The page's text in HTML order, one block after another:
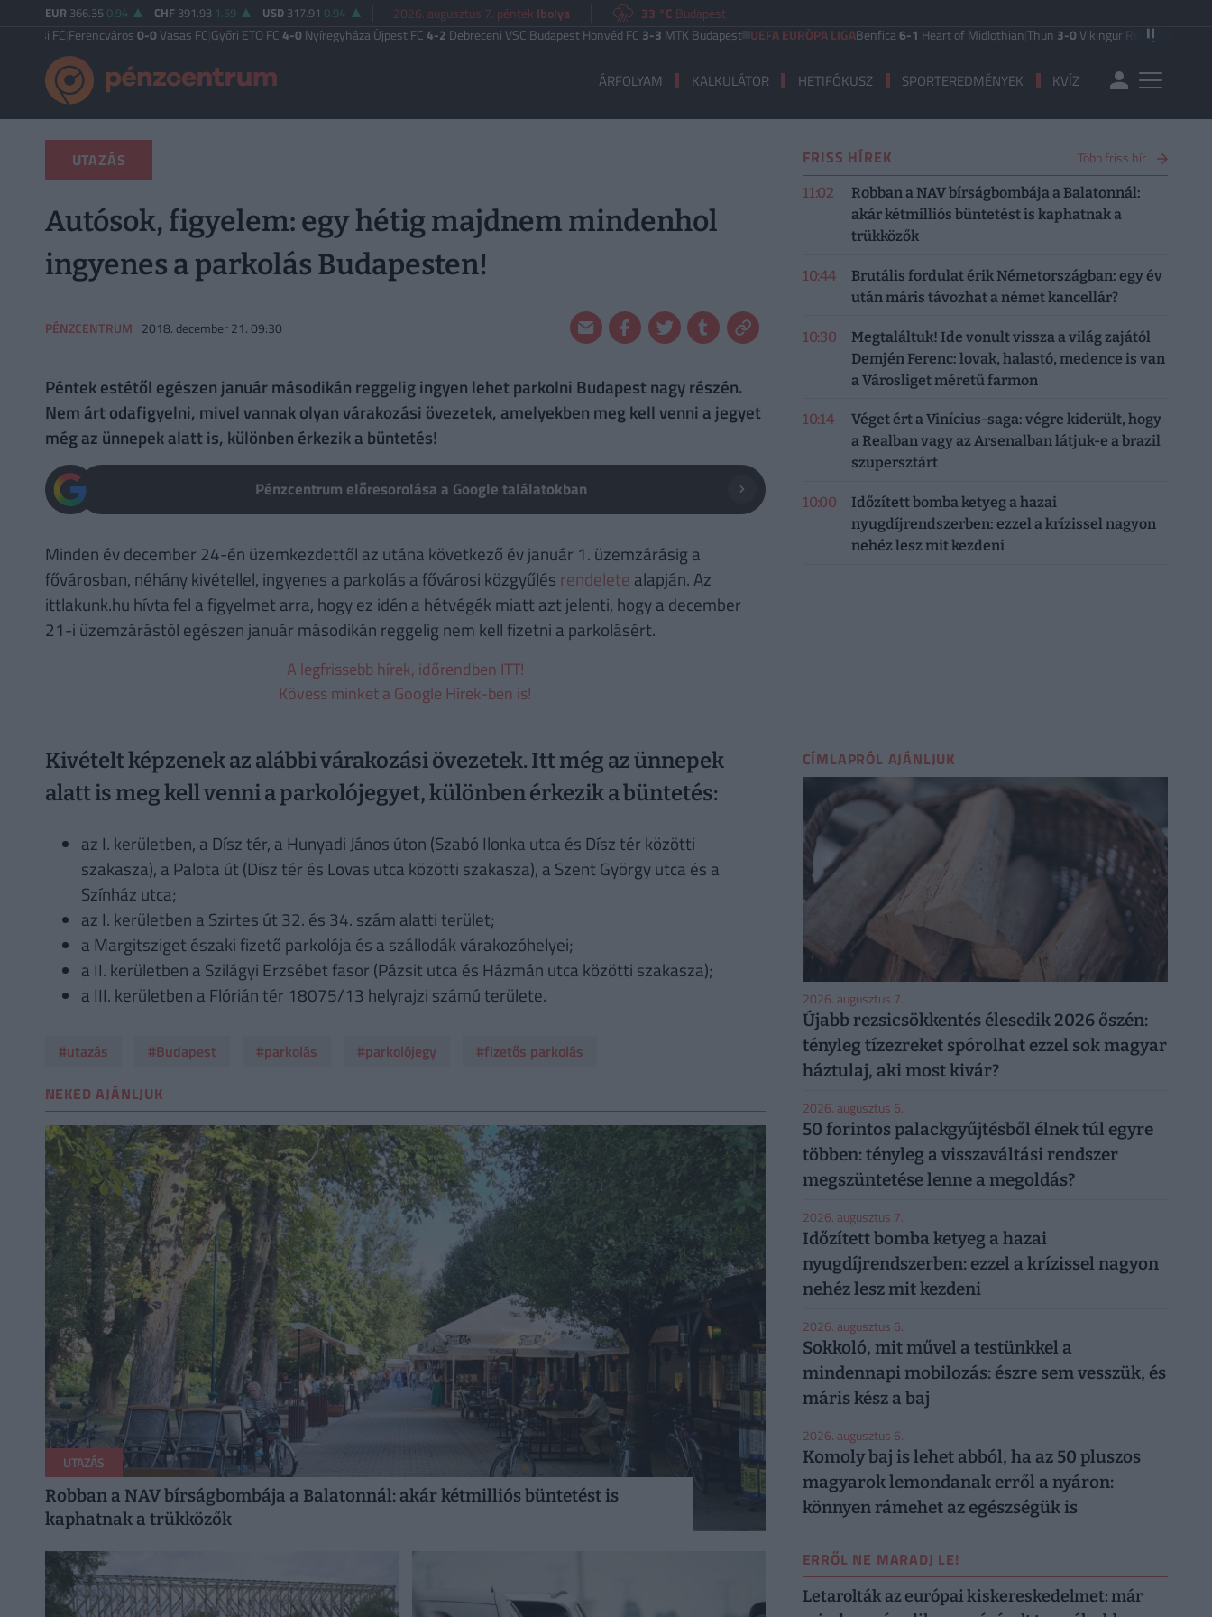
EUR 366.35 0.94 CHF 391.93 1.59 USD 317.91 0.94 2026. augusztus 7. péntek Ibolya 33 °C Budapest
Ferencváros0-0Vasas FCGyőri ETO FC4-0Nyíregyháza|Újpest FC4-2Debreceni VSC|Budapest Honvéd FC3-3MTK Budapest UEFA EURÓPA LIGABenfica6-1Heart of Midlothian|Thun3-0Vikingur Reykjavik | PAOK Saloniki
ÁRFOLYAM KALKULÁTOR HETIFÓKUSZ SPORTEREDMÉNYEK KVÍZ
UTAZÁS
Autósok, figyelem: egy hétig majdnem mindenhol
ingyenes a parkolás Budapesten!
PÉNZCENTRUM 2018. december 21. 09:30
Péntek estétől egészen január másodikán reggelig ingyen lehet parkolni Budapest nagy részén.
Nem árt odafigyelni, mivel vannak olyan várakozási övezetek, amelyekben meg kell venni a jegyet
még az ünnepek alatt is, különben érkezik a büntetés!
Pénzcentrum előresorolása a Google találatokban
Minden év december 24-én üzemkezdettől az utána következő év január 1. üzemzárásig a
fővárosban, néhány kivétellel, ingyenes a parkolás a fővárosi közgyűlés rendelete alapján. Az
ittlakunk.hu hívta fel a figyelmet arra, hogy ez idén a hétvégék miatt azt jelenti, hogy a december
21-i üzemzárástól egészen január másodikán reggelig nem kell fizetni a parkolásért.
A legfrissebb hírek, időrendben ITT!
Kövess minket a Google Hírek-ben is!
Kivételt képzenek az alábbi várakozási övezetek. Itt még az ünnepek
alatt is meg kell venni a parkolójegyet, különben érkezik a büntetés:
az I. kerületben, a Dísz tér, a Hunyadi János úton (Szabó Ilonka utca és Dísz tér közötti
szakasza), a Palota út (Dísz tér és Lovas utca közötti szakasza), a Szent György utca és a
Színház utca;
az I. kerületben a Szirtes út 32. és 34. szám alatti terület;
a Margitsziget északi fizető parkolója és a szállodák várakozóhelyei;
a II. kerületben a Szilágyi Erzsébet fasor (Pázsit utca és Házmán utca közötti szakasza);
a III. kerületben a Flórián tér 18075/13 helyrajzi számú területe.
#utazás #Budapest #parkolás #parkolójegy
#fizetős parkolás
NEKED AJÁNLJUK
UTAZÁS
Robban a NAV bírságbombája a Balatonnál: akár kétmilliós büntetést is
kaphatnak a trükközők
FRISS HÍREK Több friss hír
11:02
Robban a NAV bírságbombája a Balatonnál:
akár kétmilliós büntetést is kaphatnak a
trükközők
10:44
Brutális fordulat érik Németországban: egy év
után máris távozhat a német kancellár?
10:30
Megtaláltuk! Ide vonult vissza a világ zajától
Demjén Ferenc: lovak, halastó, medence is van
a Városliget méretű farmon
10:14
Véget ért a Vinícius-saga: végre kiderült, hogy
a Realban vagy az Arsenalban látjuk-e a brazil
szupersztárt
10:00
Időzített bomba ketyeg a hazai
nyugdíjrendszerben: ezzel a krízissel nagyon
nehéz lesz mit kezdeni
CÍMLAPRÓL AJÁNLJUK
2026. augusztus 7.
Újabb rezsicsökkentés élesedik 2026 őszén:
tényleg tízezreket spórolhat ezzel sok magyar
háztulaj, aki most kivár?
2026. augusztus 6.
50 forintos palackgyűjtésből élnek túl egyre
többen: tényleg a visszaváltási rendszer
megszüntetése lenne a megoldás?
2026. augusztus 7.
Időzített bomba ketyeg a hazai
nyugdíjrendszerben: ezzel a krízissel nagyon
nehéz lesz mit kezdeni
2026. augusztus 6.
Sokkoló, mit művel a testünkkel a
mindennapi mobilozás: észre sem vesszük, és
máris kész a baj
2026. augusztus 6.
Komoly baj is lehet abból, ha az 50 pluszos
magyarok lemondanak erről a nyáron:
könnyen rámehet az egészségük is
ERRŐL NE MARADJ LE!
Letarolták az európai kiskereskedelmet: már